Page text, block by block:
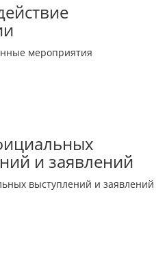
мероприятия
и заявлений
выступлений и заявлений